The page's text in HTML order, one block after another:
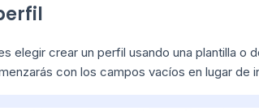
elegir crear un perfil usando una plantilla
con los campos vacíos en lugar de